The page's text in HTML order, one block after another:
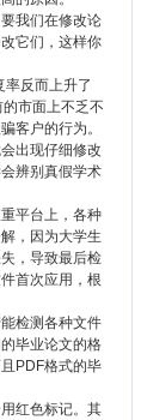
我们在修改论
它们，这样你
率反而上升了
市面上不乏不
客户的行为。
出现仔细修改
辨别真假学术
平台上，各种
，因为大学生
，导致最后检
首次应用，根
检测各种文件
毕业论文的格
PDF格式的毕
红色标记。其